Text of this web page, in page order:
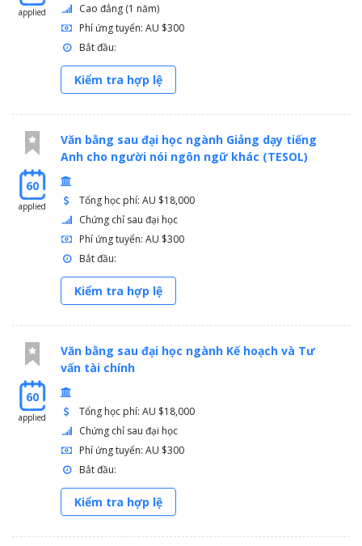
applied
Cao đẳng (1 năm)
Phí ứng tuyển: AU $300
Bắt đầu:
Kiểm tra hợp lệ
60
applied
Văn bằng sau đại học ngành Giảng dạy tiếng
Anh cho người nói ngôn ngữ khác (TESOL)
Tổng học phí: AU $18,000
Chứng chỉ sau đại học
Phí ứng tuyển: AU $300
Bắt đầu:
Kiểm tra hợp lệ
60
applied
Văn bằng sau đại học ngành Kế hoạch và Tư
vấn tài chính
Tổng học phí: AU $18,000
Chứng chỉ sau đại học
Phí ứng tuyển: AU $300
Bắt đầu:
Kiểm tra hợp lệ